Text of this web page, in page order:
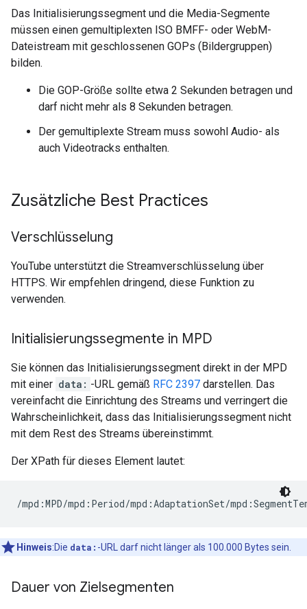
Das Initialisierungssegment und die Media-Segmente
müssen einen gemultiplexten ISO BMFF- oder WebM-
Dateistream mit geschlossenen GOPs (Bildergruppen)
bilden.
Die GOP-Größe sollte etwa 2 Sekunden betragen und
darf nicht mehr als 8 Sekunden betragen.
Der gemultiplexte Stream muss sowohl Audio- als
auch Videotracks enthalten.
Zusätzliche Best Practices
Verschlüsselung
YouTube unterstützt die Streamverschlüsselung über
HTTPS. Wir empfehlen dringend, diese Funktion zu
verwenden.
Initialisierungssegmente in MPD
Sie können das Initialisierungssegment direkt in der MPD
mit einer data: -URL gemäß RFC 2397 darstellen. Das
vereinfacht die Einrichtung des Streams und verringert die
Wahrscheinlichkeit, dass das Initialisierungssegment nicht
mit dem Rest des Streams übereinstimmt.
Der XPath für dieses Element lautet:
/mpd:MPD/mpd:Period/mpd:AdaptationSet/
Hinweis:Die data: -URL darf nicht länger als 100.000 Bytes sein.
Dauer von Zielsegmenten